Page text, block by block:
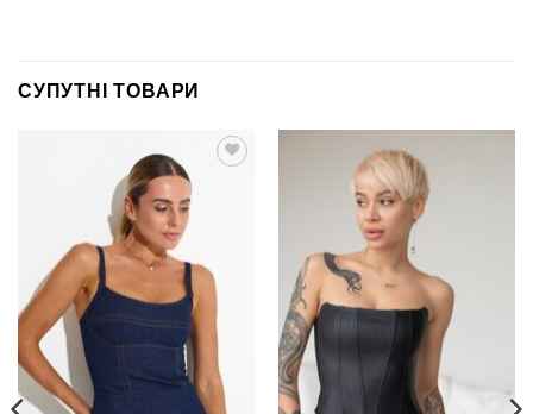
СУПУТНІ ТОВАРИ